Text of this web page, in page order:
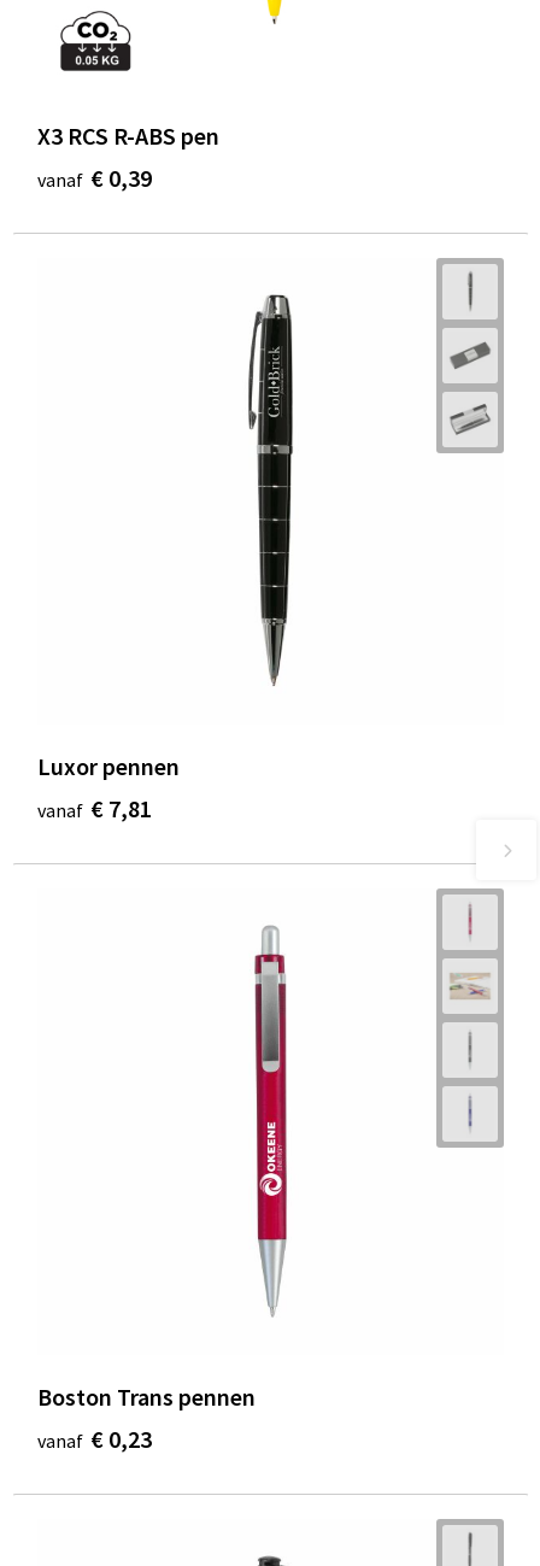
X3 RCS R-ABS pen
vanaf € 0,39
Luxor pennen
vanaf € 7,81
Boston Trans pennen
vanaf € 0,23